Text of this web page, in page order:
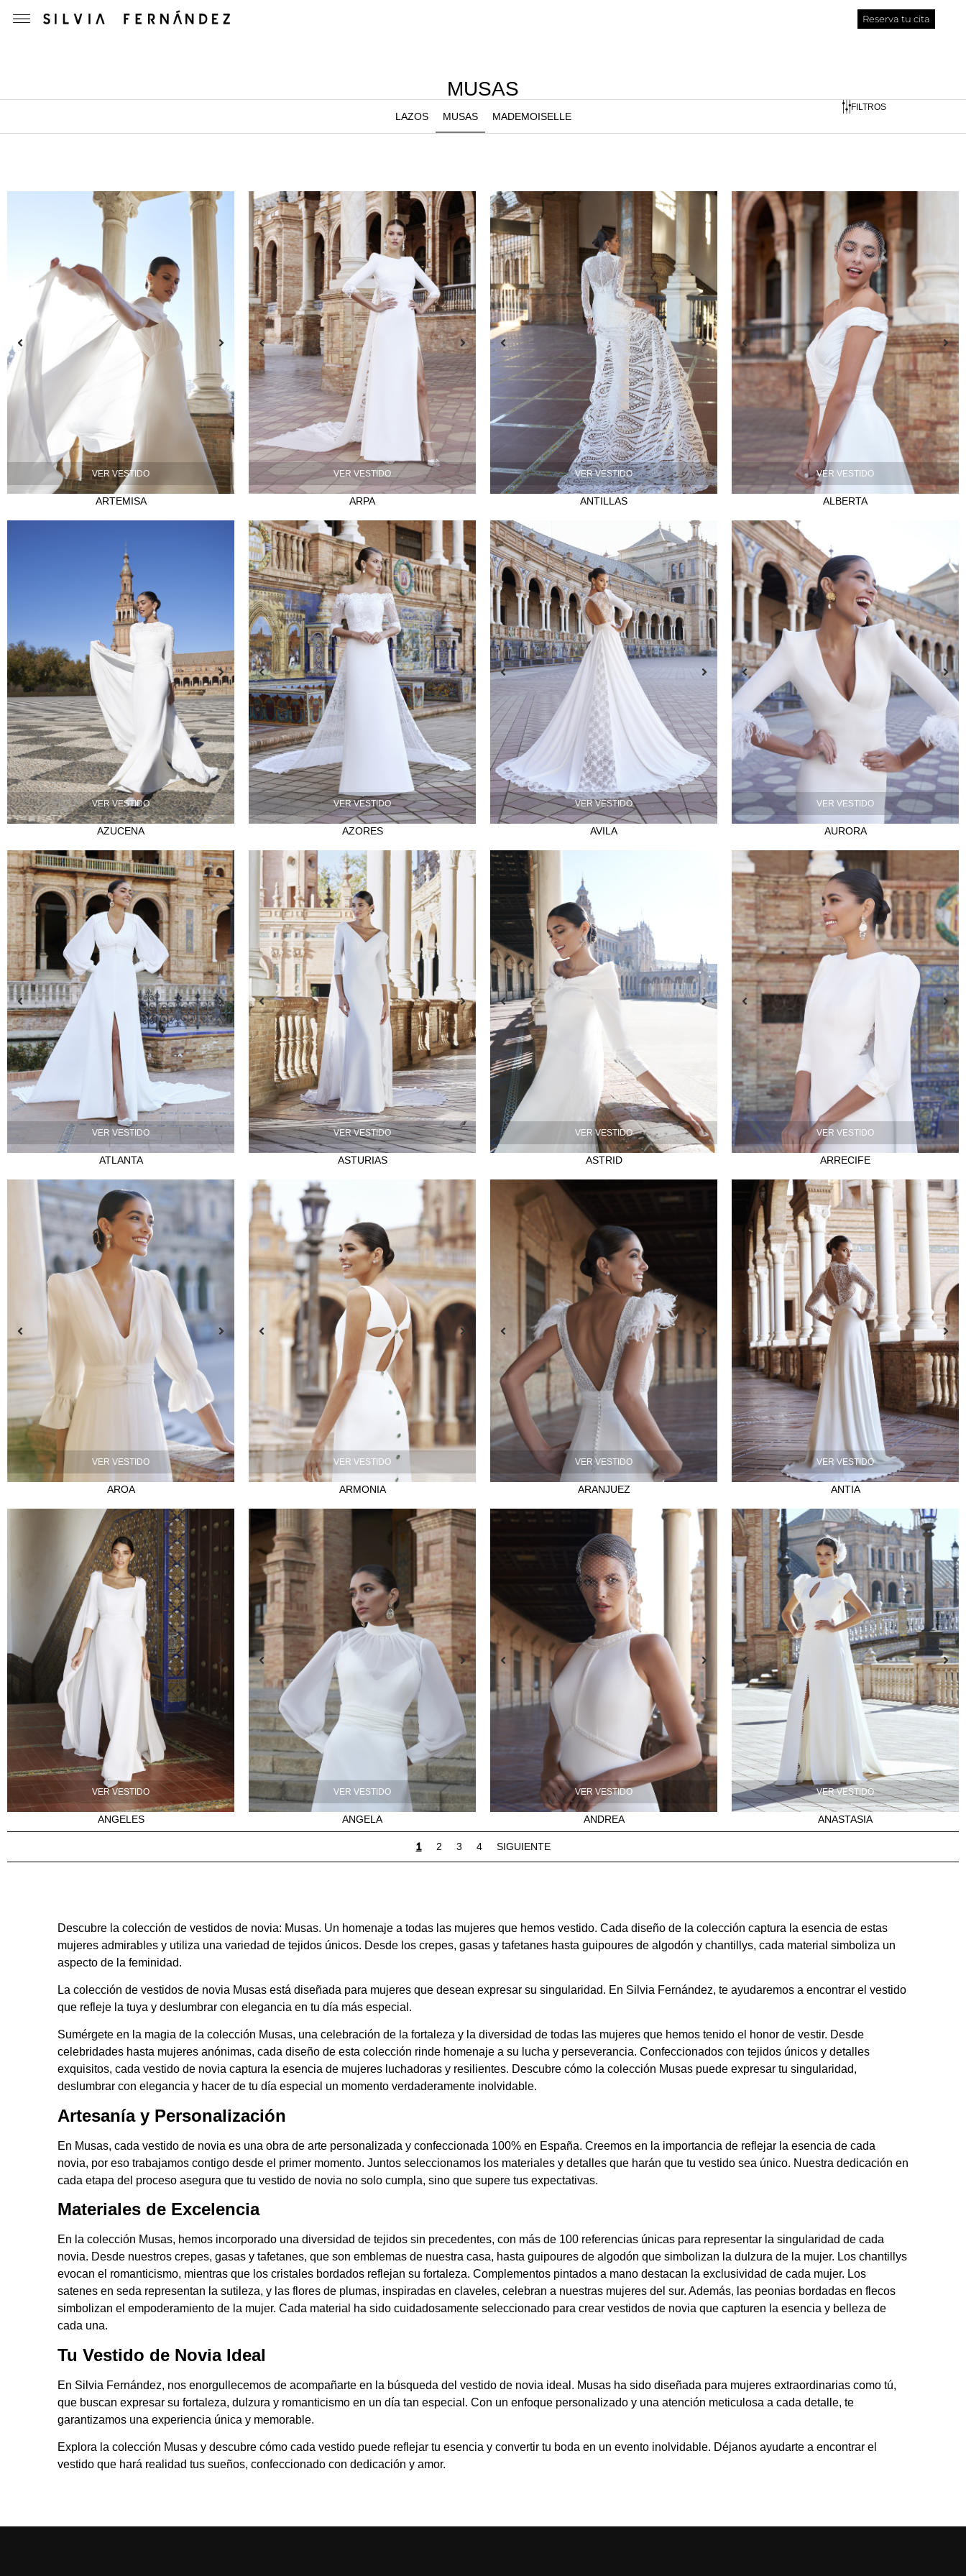
Reserva tu cita
MUSAS
LAZOS MUSAS MADEMOISELLE
FILTROS
VER VESTIDO
ARTEMISA
VER VESTIDO
ARPA
VER VESTIDO
ANTILLAS
VER VESTIDO
ALBERTA
VER VESTIDO
AZUCENA
VER VESTIDO
AZORES
VER VESTIDO
AVILA
VER VESTIDO
AURORA
VER VESTIDO
ATLANTA
VER VESTIDO
ASTURIAS
VER VESTIDO
ASTRID
VER VESTIDO
ARRECIFE
VER VESTIDO
AROA
VER VESTIDO
ARMONIA
VER VESTIDO
ARANJUEZ
VER VESTIDO
ANTIA
VER VESTIDO
ANGELES
VER VESTIDO
ANGELA
VER VESTIDO
ANDREA
VER VESTIDO
ANASTASIA
1 2 3 4 SIGUIENTE
Descubre la colección de vestidos de novia: Musas. Un homenaje a todas las mujeres que hemos vestido. Cada diseño de la colección captura la esencia de estas
mujeres admirables y utiliza una variedad de tejidos únicos. Desde los crepes, gasas y tafetanes hasta guipoures de algodón y chantillys, cada material simboliza un
aspecto de la feminidad.
La colección de vestidos de novia Musas está diseñada para mujeres que desean expresar su singularidad. En Silvia Fernández, te ayudaremos a encontrar el vestido
que refleje la tuya y deslumbrar con elegancia en tu día más especial.
Sumérgete en la magia de la colección Musas, una celebración de la fortaleza y la diversidad de todas las mujeres que hemos tenido el honor de vestir. Desde
celebridades hasta mujeres anónimas, cada diseño de esta colección rinde homenaje a su lucha y perseverancia. Confeccionados con tejidos únicos y detalles
exquisitos, cada vestido de novia captura la esencia de mujeres luchadoras y resilientes. Descubre cómo la colección Musas puede expresar tu singularidad,
deslumbrar con elegancia y hacer de tu día especial un momento verdaderamente inolvidable.
Artesanía y Personalización
En Musas, cada vestido de novia es una obra de arte personalizada y confeccionada 100% en España. Creemos en la importancia de reflejar la esencia de cada
novia, por eso trabajamos contigo desde el primer momento. Juntos seleccionamos los materiales y detalles que harán que tu vestido sea único. Nuestra dedicación en
cada etapa del proceso asegura que tu vestido de novia no solo cumpla, sino que supere tus expectativas.
Materiales de Excelencia
En la colección Musas, hemos incorporado una diversidad de tejidos sin precedentes, con más de 100 referencias únicas para representar la singularidad de cada
novia. Desde nuestros crepes, gasas y tafetanes, que son emblemas de nuestra casa, hasta guipoures de algodón que simbolizan la dulzura de la mujer. Los chantillys
evocan el romanticismo, mientras que los cristales bordados reflejan su fortaleza. Complementos pintados a mano destacan la exclusividad de cada mujer. Los
satenes en seda representan la sutileza, y las flores de plumas, inspiradas en claveles, celebran a nuestras mujeres del sur. Además, las peonias bordadas en flecos
simbolizan el empoderamiento de la mujer. Cada material ha sido cuidadosamente seleccionado para crear vestidos de novia que capturen la esencia y belleza de
cada una.
Tu Vestido de Novia Ideal
En Silvia Fernández, nos enorgullecemos de acompañarte en la búsqueda del vestido de novia ideal. Musas ha sido diseñada para mujeres extraordinarias como tú,
que buscan expresar su fortaleza, dulzura y romanticismo en un día tan especial. Con un enfoque personalizado y una atención meticulosa a cada detalle, te
garantizamos una experiencia única y memorable.
Explora la colección Musas y descubre cómo cada vestido puede reflejar tu esencia y convertir tu boda en un evento inolvidable. Déjanos ayudarte a encontrar el
vestido que hará realidad tus sueños, confeccionado con dedicación y amor.